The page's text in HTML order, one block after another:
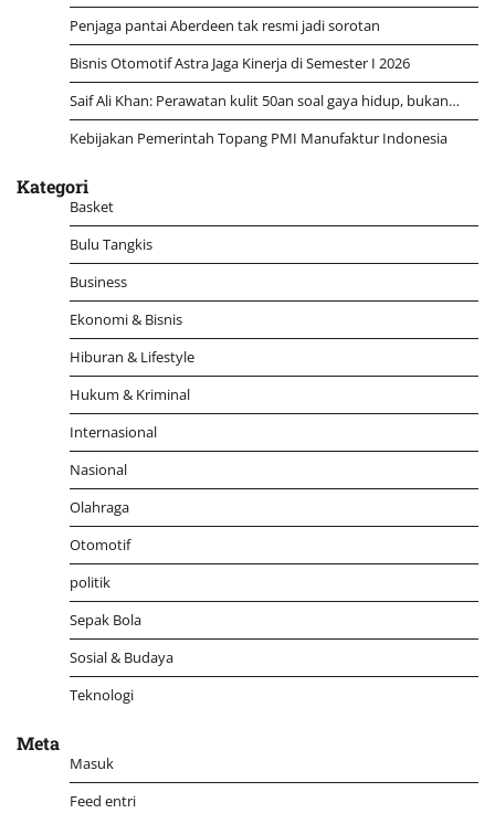
Penjaga pantai Aberdeen tak resmi jadi sorotan
Bisnis Otomotif Astra Jaga Kinerja di Semester I 2026
Saif Ali Khan: Perawatan kulit 50an soal gaya hidup, bukan…
Kebijakan Pemerintah Topang PMI Manufaktur Indonesia
Kategori
Basket
Bulu Tangkis
Business
Ekonomi & Bisnis
Hiburan & Lifestyle
Hukum & Kriminal
Internasional
Nasional
Olahraga
Otomotif
politik
Sepak Bola
Sosial & Budaya
Teknologi
Meta
Masuk
Feed entri